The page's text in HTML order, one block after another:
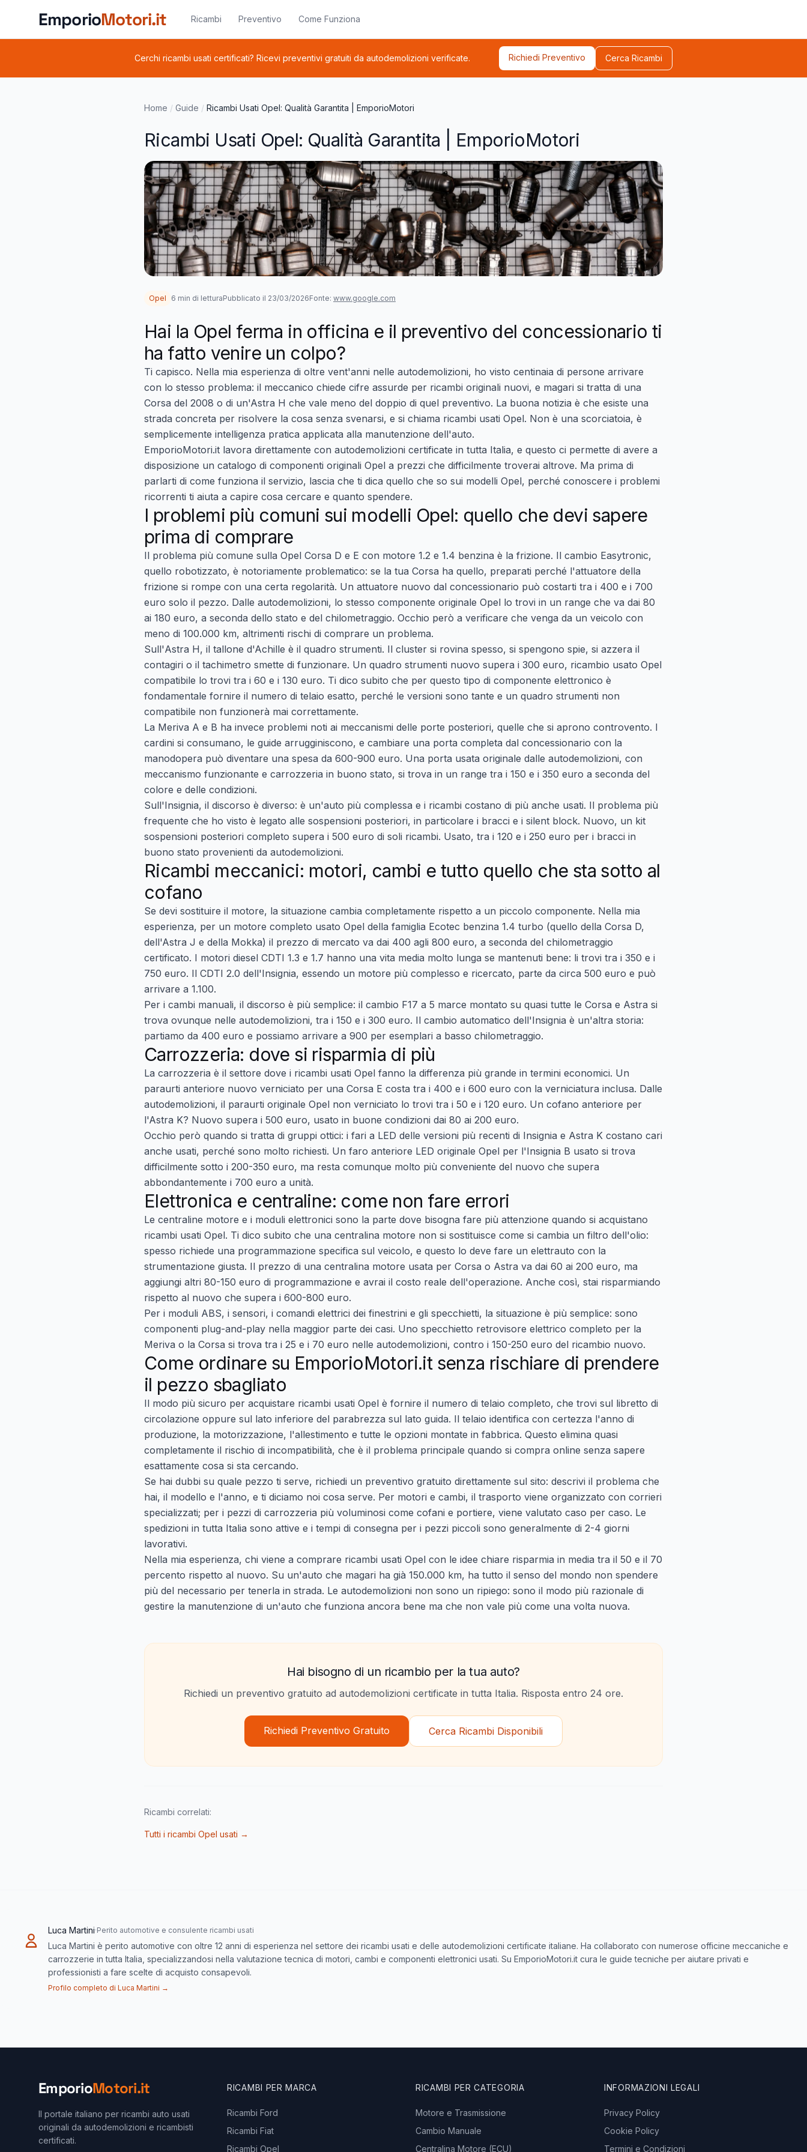
EmporioMotori.it Ricambi Preventivo Come Funziona
Cerchi ricambi usati certificati? Ricevi preventivi gratuiti da autodemolizioni verificate. Richiedi Preventivo Cerca Ricambi
Home / Guide / Ricambi Usati Opel: Qualità Garantita | EmporioMotori
Ricambi Usati Opel: Qualità Garantita | EmporioMotori
Opel 6 min di letturaPubblicato il 23/03/2026Fonte: www.google.com
Hai la Opel ferma in officina e il preventivo del concessionario ti
ha fatto venire un colpo?
Ti capisco. Nella mia esperienza di oltre vent'anni nelle autodemolizioni, ho visto centinaia di persone arrivare
con lo stesso problema: il meccanico chiede cifre assurde per ricambi originali nuovi, e magari si tratta di una
Corsa del 2008 o di un'Astra H che vale meno del doppio di quel preventivo. La buona notizia è che esiste una
strada concreta per risolvere la cosa senza svenarsi, e si chiama ricambi usati Opel. Non è una scorciatoia, è
semplicemente intelligenza pratica applicata alla manutenzione dell'auto.
EmporioMotori.it lavora direttamente con autodemolizioni certificate in tutta Italia, e questo ci permette di avere a
disposizione un catalogo di componenti originali Opel a prezzi che difficilmente troverai altrove. Ma prima di
parlarti di come funziona il servizio, lascia che ti dica quello che so sui modelli Opel, perché conoscere i problemi
ricorrenti ti aiuta a capire cosa cercare e quanto spendere.
I problemi più comuni sui modelli Opel: quello che devi sapere
prima di comprare
Il problema più comune sulla Opel Corsa D e E con motore 1.2 e 1.4 benzina è la frizione. Il cambio Easytronic,
quello robotizzato, è notoriamente problematico: se la tua Corsa ha quello, preparati perché l'attuatore della
frizione si rompe con una certa regolarità. Un attuatore nuovo dal concessionario può costarti tra i 400 e i 700
euro solo il pezzo. Dalle autodemolizioni, lo stesso componente originale Opel lo trovi in un range che va dai 80
ai 180 euro, a seconda dello stato e del chilometraggio. Occhio però a verificare che venga da un veicolo con
meno di 100.000 km, altrimenti rischi di comprare un problema.
Sull'Astra H, il tallone d'Achille è il quadro strumenti. Il cluster si rovina spesso, si spengono spie, si azzera il
contagiri o il tachimetro smette di funzionare. Un quadro strumenti nuovo supera i 300 euro, ricambio usato Opel
compatibile lo trovi tra i 60 e i 130 euro. Ti dico subito che per questo tipo di componente elettronico è
fondamentale fornire il numero di telaio esatto, perché le versioni sono tante e un quadro strumenti non
compatibile non funzionerà mai correttamente.
La Meriva A e B ha invece problemi noti ai meccanismi delle porte posteriori, quelle che si aprono controvento. I
cardini si consumano, le guide arrugginiscono, e cambiare una porta completa dal concessionario con la
manodopera può diventare una spesa da 600-900 euro. Una porta usata originale dalle autodemolizioni, con
meccanismo funzionante e carrozzeria in buono stato, si trova in un range tra i 150 e i 350 euro a seconda del
colore e delle condizioni.
Sull'Insignia, il discorso è diverso: è un'auto più complessa e i ricambi costano di più anche usati. Il problema più
frequente che ho visto è legato alle sospensioni posteriori, in particolare i bracci e i silent block. Nuovo, un kit
sospensioni posteriori completo supera i 500 euro di soli ricambi. Usato, tra i 120 e i 250 euro per i bracci in
buono stato provenienti da autodemolizioni.
Ricambi meccanici: motori, cambi e tutto quello che sta sotto al
cofano
Se devi sostituire il motore, la situazione cambia completamente rispetto a un piccolo componente. Nella mia
esperienza, per un motore completo usato Opel della famiglia Ecotec benzina 1.4 turbo (quello della Corsa D,
dell'Astra J e della Mokka) il prezzo di mercato va dai 400 agli 800 euro, a seconda del chilometraggio
certificato. I motori diesel CDTI 1.3 e 1.7 hanno una vita media molto lunga se mantenuti bene: li trovi tra i 350 e i
750 euro. Il CDTI 2.0 dell'Insignia, essendo un motore più complesso e ricercato, parte da circa 500 euro e può
arrivare a 1.100.
Per i cambi manuali, il discorso è più semplice: il cambio F17 a 5 marce montato su quasi tutte le Corsa e Astra si
trova ovunque nelle autodemolizioni, tra i 150 e i 300 euro. Il cambio automatico dell'Insignia è un'altra storia:
partiamo da 400 euro e possiamo arrivare a 900 per esemplari a basso chilometraggio.
Carrozzeria: dove si risparmia di più
La carrozzeria è il settore dove i ricambi usati Opel fanno la differenza più grande in termini economici. Un
paraurti anteriore nuovo verniciato per una Corsa E costa tra i 400 e i 600 euro con la verniciatura inclusa. Dalle
autodemolizioni, il paraurti originale Opel non verniciato lo trovi tra i 50 e i 120 euro. Un cofano anteriore per
l'Astra K? Nuovo supera i 500 euro, usato in buone condizioni dai 80 ai 200 euro.
Occhio però quando si tratta di gruppi ottici: i fari a LED delle versioni più recenti di Insignia e Astra K costano cari
anche usati, perché sono molto richiesti. Un faro anteriore LED originale Opel per l'Insignia B usato si trova
difficilmente sotto i 200-350 euro, ma resta comunque molto più conveniente del nuovo che supera
abbondantemente i 700 euro a unità.
Elettronica e centraline: come non fare errori
Le centraline motore e i moduli elettronici sono la parte dove bisogna fare più attenzione quando si acquistano
ricambi usati Opel. Ti dico subito che una centralina motore non si sostituisce come si cambia un filtro dell'olio:
spesso richiede una programmazione specifica sul veicolo, e questo lo deve fare un elettrauto con la
strumentazione giusta. Il prezzo di una centralina motore usata per Corsa o Astra va dai 60 ai 200 euro, ma
aggiungi altri 80-150 euro di programmazione e avrai il costo reale dell'operazione. Anche così, stai risparmiando
rispetto al nuovo che supera i 600-800 euro.
Per i moduli ABS, i sensori, i comandi elettrici dei finestrini e gli specchietti, la situazione è più semplice: sono
componenti plug-and-play nella maggior parte dei casi. Uno specchietto retrovisore elettrico completo per la
Meriva o la Corsa si trova tra i 25 e i 70 euro nelle autodemolizioni, contro i 150-250 euro del ricambio nuovo.
Come ordinare su EmporioMotori.it senza rischiare di prendere
il pezzo sbagliato
Il modo più sicuro per acquistare ricambi usati Opel è fornire il numero di telaio completo, che trovi sul libretto di
circolazione oppure sul lato inferiore del parabrezza sul lato guida. Il telaio identifica con certezza l'anno di
produzione, la motorizzazione, l'allestimento e tutte le opzioni montate in fabbrica. Questo elimina quasi
completamente il rischio di incompatibilità, che è il problema principale quando si compra online senza sapere
esattamente cosa si sta cercando.
Se hai dubbi su quale pezzo ti serve, richiedi un preventivo gratuito direttamente sul sito: descrivi il problema che
hai, il modello e l'anno, e ti diciamo noi cosa serve. Per motori e cambi, il trasporto viene organizzato con corrieri
specializzati; per i pezzi di carrozzeria più voluminosi come cofani e portiere, viene valutato caso per caso. Le
spedizioni in tutta Italia sono attive e i tempi di consegna per i pezzi piccoli sono generalmente di 2-4 giorni
lavorativi.
Nella mia esperienza, chi viene a comprare ricambi usati Opel con le idee chiare risparmia in media tra il 50 e il 70
percento rispetto al nuovo. Su un'auto che magari ha già 150.000 km, ha tutto il senso del mondo non spendere
più del necessario per tenerla in strada. Le autodemolizioni non sono un ripiego: sono il modo più razionale di
gestire la manutenzione di un'auto che funziona ancora bene ma che non vale più come una volta nuova.
Hai bisogno di un ricambio per la tua auto?
Richiedi un preventivo gratuito ad autodemolizioni certificate in tutta Italia. Risposta entro 24 ore.
Richiedi Preventivo Gratuito Cerca Ricambi Disponibili
Ricambi correlati:
Tutti i ricambi Opel usati →
Luca Martini·Perito automotive e consulente ricambi usati
Luca Martini è perito automotive con oltre 12 anni di esperienza nel settore dei ricambi usati e delle autodemolizioni certificate italiane. Ha collaborato con numerose officine meccaniche e
carrozzerie in tutta Italia, specializzandosi nella valutazione tecnica di motori, cambi e componenti elettronici usati. Su EmporioMotori.it cura le guide tecniche per aiutare privati e
professionisti a fare scelte di acquisto consapevoli.
Profilo completo di Luca Martini →
EmporioMotori.it
Il portale italiano per ricambi auto usati
originali da autodemolizioni e ricambisti
certificati.
RICAMBI PER MARCA
Ricambi Ford
Ricambi Fiat
Ricambi Opel
RICAMBI PER CATEGORIA
Motore e Trasmissione
Cambio Manuale
Centralina Motore (ECU)
INFORMAZIONI LEGALI
Privacy Policy
Cookie Policy
Termini e Condizioni